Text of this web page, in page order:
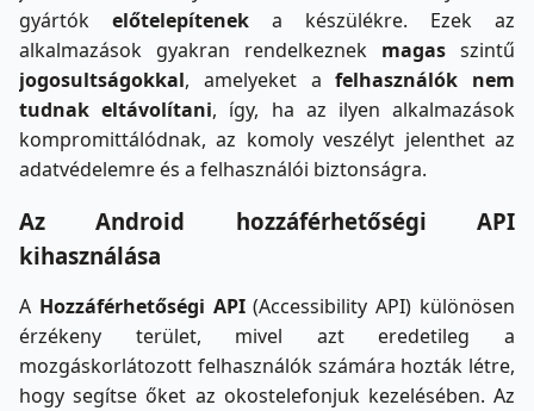
gyártók előtelepítenek a készülékre. Ezek az
alkalmazások gyakran rendelkeznek magas szintű
jogosultságokkal, amelyeket afelhasználók nem
tudnak eltávolítani, így, ha az ilyen alkalmazások
kompromittálódnak, az komoly veszélyt jelenthet az
adatvédelemre és a felhasználói biztonságra.
Az Android hozzáférhetőségi API
kihasználása
A Hozzáférhetőségi API(Accessibility API) különösen
érzékeny terület, mivel azt eredetileg a
mozgáskorlátozott felhasználók számára hozták létre,
hogy segítse őket az okostelefonjuk kezelésében. Az